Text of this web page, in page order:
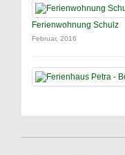
Ferienwohnung Schulz
Februar, 2016